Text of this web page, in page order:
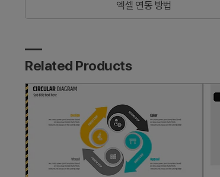
엑셀 연동 방법
Related Products